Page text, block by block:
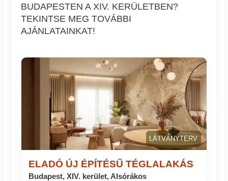
BUDAPESTEN A XIV. KERÜLETBEN?
TEKINTSE MEG TOVÁBBI
AJÁNLATAINKAT!
LÁTVÁNYTERV
ELADÓ ÚJ ÉPÍTÉSŰ TÉGLALAKÁS
Budapest, XIV. kerület, Alsórákos